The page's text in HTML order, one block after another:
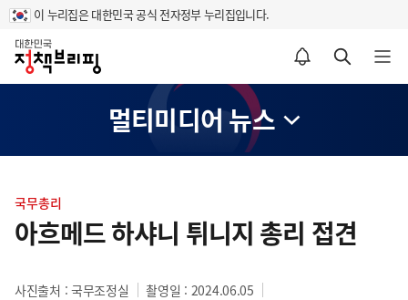
이 누리집은 대한민국 공식 전자정부 누리집입니다.
홈
알림설정 바로가기 검색 바로가기 메뉴 열기
멀티미디어 뉴스
텐
츠
영
역
국무총리
아흐메드 하샤니 튀니지 총리 접견
사진출처 : 국무조정실
촬영일 : 2024.06.05